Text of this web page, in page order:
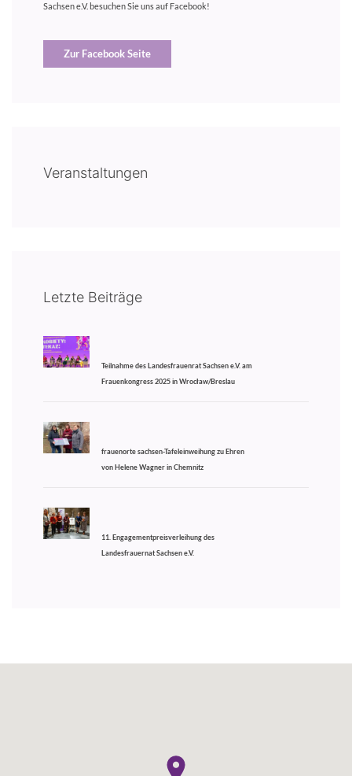
Sachsen e.V. besuchen Sie uns auf Facebook!
Zur Facebook Seite
Veranstaltungen
Letzte Beiträge
Teilnahme des Landesfrauenrat Sachsen e.V. am
Frauenkongress 2025 in Wrocław/Breslau
frauenorte sachsen-Tafeleinweihung zu Ehren
von Helene Wagner in Chemnitz
11. Engagementpreisverleihung des
Landesfrauernat Sachsen e.V.